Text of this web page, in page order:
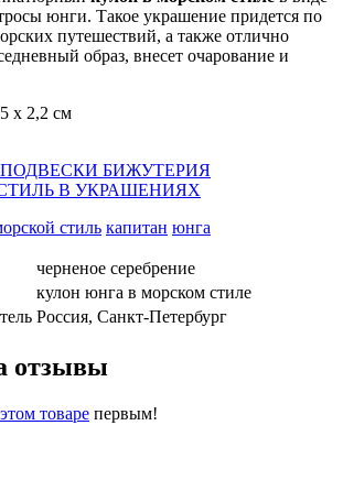
юнги. Такое украшение придется по
путешествий, а также отлично
образ, внесет очарование и
х 2,2 см
БИЖУТЕРИЯ
В УКРАШЕНИЯХ
стиль капитан юнга
черненое серебрение
кулон юнга в морском стиле
Россия, Санкт-Петербург
отзывы
товаре первым!